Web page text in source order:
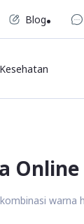
Blog
Kesehatan
Online
warna